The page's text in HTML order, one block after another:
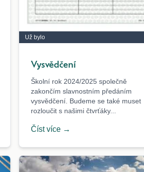
Už bylo
Vysvědčení
Školní rok 2024/2025 společně
zakončím slavnostním předáním
vysvědčení. Budeme se také muset
rozloučit s našimi čtvrťáky...
Číst více →